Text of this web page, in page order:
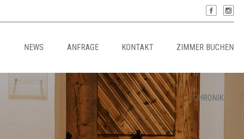
ZIMMER BUCHEN
KONTAKT
ANFRAGE
NEWS
CHRONIK